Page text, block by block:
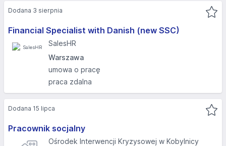
Financial Specialist with Danish (new SSC)
SalesHR
Warszawa
umowa o pracę
praca zdalna
Dodana 3 sierpnia
Pracownik socjalny
Ośrodek Interwencji Kryzysowej w Kobylnicy
Dodana 15 lipca